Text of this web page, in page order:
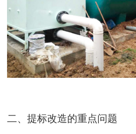
二、提标改造的重点问题